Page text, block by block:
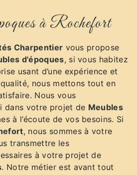
à Rochefort
Charpentier vous propose
d'époques, si vous habitez
usant d’une expérience et
nous mettons tout en
Nous vous
dans votre projet de Meubles
à l’écoute de vos besoins. Si
, nous sommes à votre
transmettre les
à votre projet de
. Notre métier est avant tout